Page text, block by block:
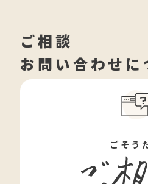
ご相談
お問い合わせに
ごそう